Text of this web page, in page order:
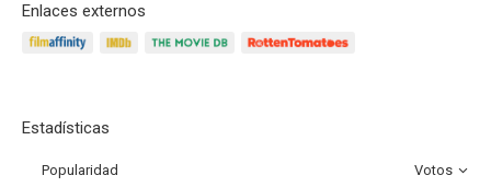
Enlaces externos
Estadísticas
Popularidad Votos